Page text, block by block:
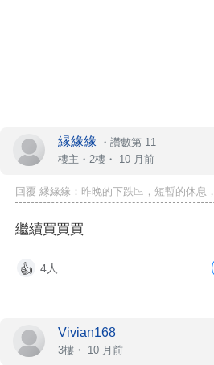
縁緣緣 ・ 讚數第 11
樓主 ・2樓・ 10 月前
回覆 縁緣緣：昨晚的下跌📉，短暫的休息
繼續買買買
👍 4人
Vivian168
3樓・ 10 月前